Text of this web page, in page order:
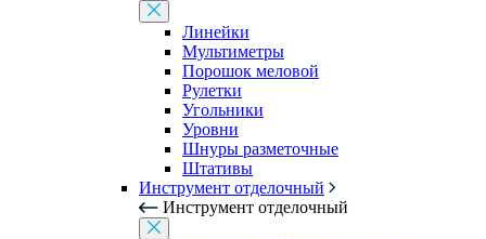
Линейки
Мультиметры
Порошок меловой
Рулетки
Угольники
Уровни
Шнуры разметочные
Штативы
Инструмент отделочный
Инструмент отделочный